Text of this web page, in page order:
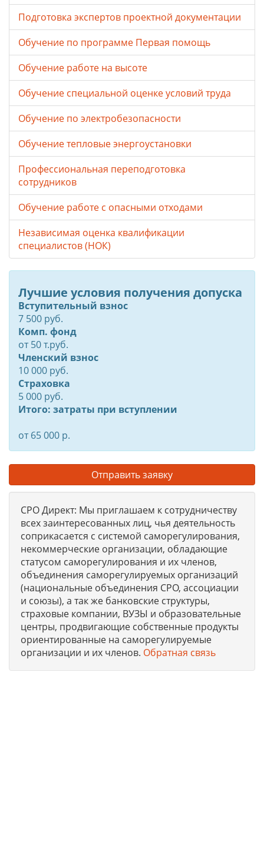
Подготовка экспертов проектной документации
Обучение по программе Первая помощь
Обучение работе на высоте
Обучение специальной оценке условий труда
Обучение по электробезопасности
Обучение тепловые энергоустановки
Профессиональная переподготовка
сотрудников
Обучение работе с опасными отходами
Независимая оценка квалификации
специалистов (НОК)
Лучшие условия получения допуска
Вступительный взнос
7 500 руб.
Комп. фонд
от50т.руб.
Членский взнос
10 000 руб.
Страховка
5 000 руб.
Итого: затраты при вступлении
от 65 000 р.
Отправить заявку
СРО Директ: Мы приглашаем к сотрудничеству
всех заинтересованных лиц, чья деятельность
соприкасается с системой саморегулирования,
некоммерческие организации, обладающие
статусом саморегулирования и их членов,
объединения саморегулируемых организаций
(национальные объединения СРО, ассоциации
и союзы), а так же банковские структуры,
страховые компании, ВУЗЫ и образовательные
центры, продвигающие собственные продукты
ориентированные на саморегулируемые
организации и их членов. Обратная связь